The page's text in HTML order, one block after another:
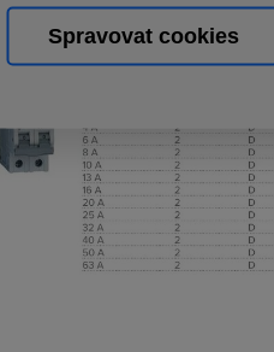
Spravovat cookies